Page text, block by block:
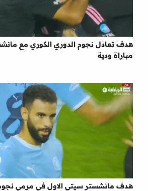
مباراة ودية
هدف مانشستر سيتي الاول في مرمي نجوم